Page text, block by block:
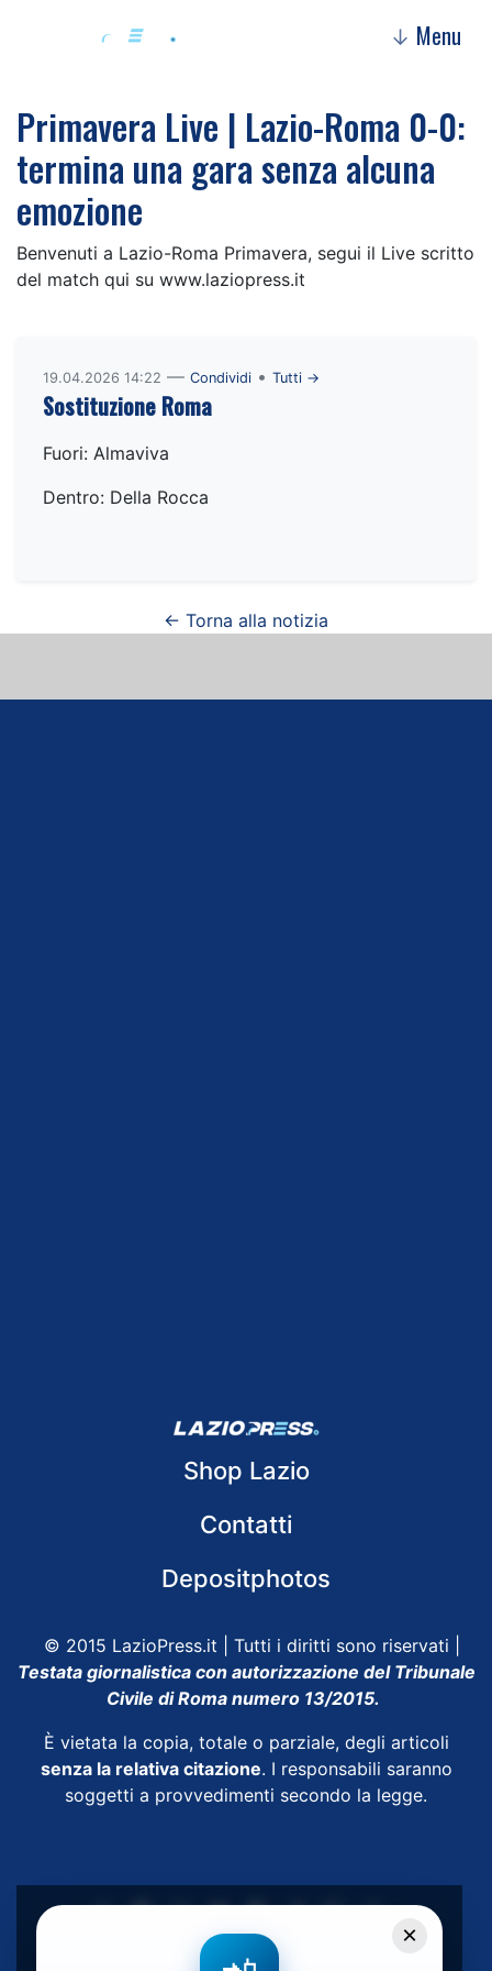
↓ Menu
Primavera Live | Lazio-Roma 0-0:
termina una gara senza alcuna
emozione
Benvenuti a Lazio-Roma Primavera, segui il Live scritto
del match qui su www.laziopress.it
19.04.2026 14:22 — Condividi • Tutti →
Sostituzione Roma
Fuori: Almaviva
Dentro: Della Rocca
← Torna alla notizia
Shop Lazio
Contatti
Depositphotos
© 2015 LazioPress.it | Tutti i diritti sono riservati |
Testata giornalistica con autorizzazione del Tribunale
Civile di Roma numero 13/2015.
È vietata la copia, totale o parziale, degli articoli
senza la relativa citazione. I responsabili saranno
soggetti a provvedimenti secondo la legge.
×
Powered by SpheraHouse